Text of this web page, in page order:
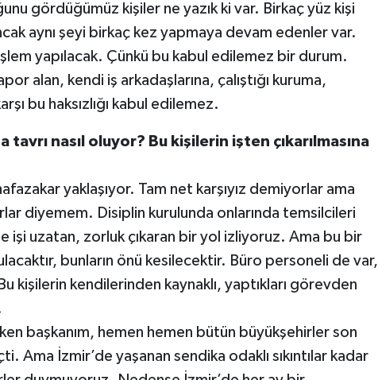
gördüğümüz kişiler ne yazık ki var. Birkaç yüz kişi
aynı şeyi birkaç kez yapmaya devam edenler var.
yapılacak. Çünkü bu kabul edilemez bir durum.
alan, kendi iş arkadaşlarına, çalıştığı kuruma,
bu haksızlığı kabul edilemez.
tavrı nasıl oluyor? Bu kişilerin işten çıkarılmasına
yaklaşıyor. Tam net karşıyız demiyorlar ama
diyemem. Disiplin kurulunda onlarında temsilcileri
işi uzatan, zorluk çıkaran bir yol izliyoruz. Ama bu bir
bunların önü kesilecektir. Büro personeli de var,
kişilerin kendilerinden kaynaklı, yaptıkları görevden
başkanım, hemen hemen bütün büyükşehirler son
Ama İzmir’de yaşanan sendika odaklı sıkıntılar kadar